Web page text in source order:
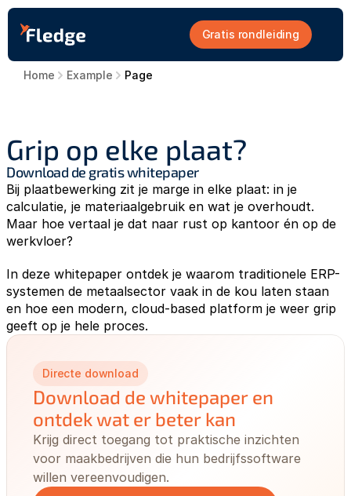
Gratis rondleiding
Grip op elke plaat?
Download de gratis whitepaper
Bij plaatbewerking zit je marge in elke plaat: in je
calculatie, je materiaalgebruik en wat je overhoudt.
Maar hoe vertaal je dat naar rust op kantoor én op de
werkvloer?
In deze whitepaper ontdek je waarom traditionele ERP-
systemen de metaalsector vaak in de kou laten staan
en hoe een modern, cloud-based platform je weer grip
geeft op je hele proces.
Directe download
Download de whitepaper en
ontdek wat er beter kan
Krijg direct toegang tot praktische inzichten
voor maakbedrijven die hun bedrijfssoftware
willen vereenvoudigen.
Home Example Page